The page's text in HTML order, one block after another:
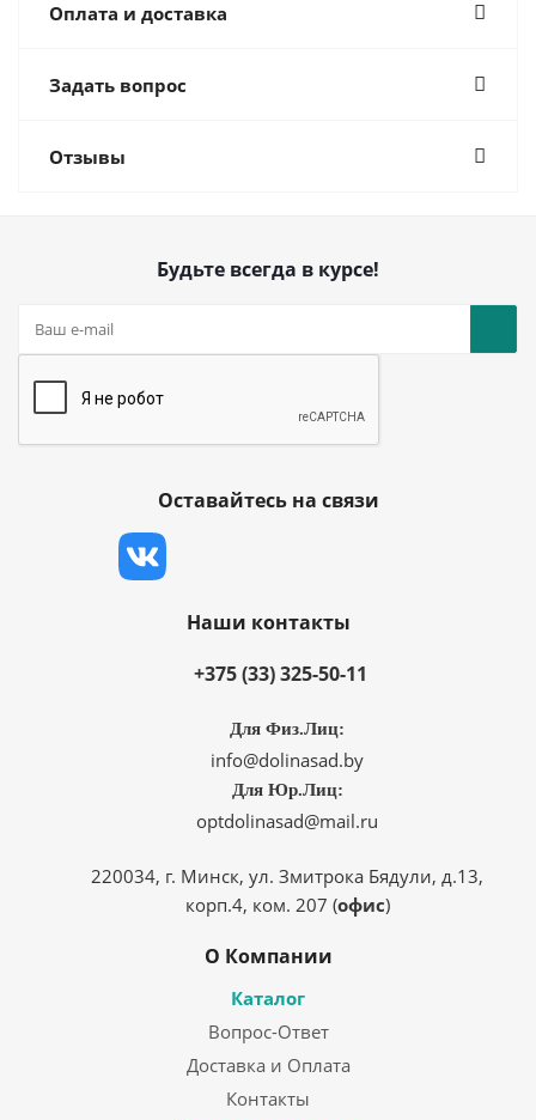
Оплата и доставка
Задать вопрос
Отзывы
Будьте всегда в курсе!
Оставайтесь на связи
Наши контакты
+375 (33) 325-50-11
Для Физ.Лиц:
info@dolinasad.by
Для Юр.Лиц:
optdolinasad@mail.ru
220034, г. Минск, ул. Змитрока Бядули, д.13,
корп.4, ком. 207 (офис)
О Компании
Каталог
Вопрос-Ответ
Доставка и Оплата
Контакты